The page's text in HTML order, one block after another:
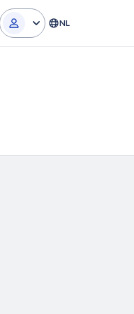
NL